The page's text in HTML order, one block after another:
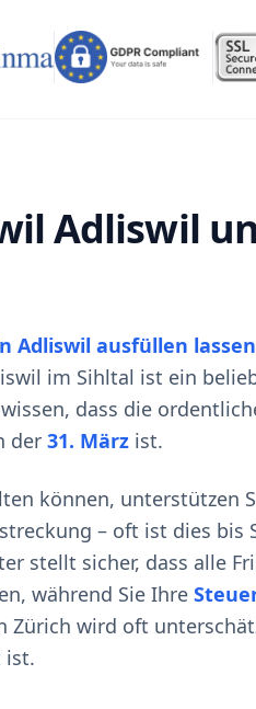
Adliswil
Adliswil ausfüllen lassen
im Sihltal ist ein
dass die
der 31. März ist.
können, unterstützen
– oft ist dies bis
stellt sicher, dass alle
während Sie Ihre
Zürich wird oft
ist.